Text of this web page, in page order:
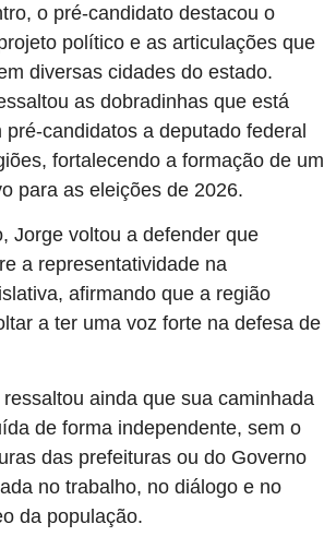
o pré-candidato destacou o
político e as articulações que
diversas cidades do estado.
as dobradinhas que está
pré-candidatos a deputado federal
fortalecendo a formação de um
para as eleições de 2026.
Jorge voltou a defender que
a representatividade na
afirmando que a região
a ter uma voz forte na defesa de
ainda que sua caminhada
de forma independente, sem o
das prefeituras ou do Governo
no trabalho, no diálogo e no
da população.